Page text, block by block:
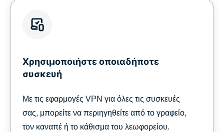
Χρησιμοποιήστε οποιαδήποτε
συσκευή
Με τις εφαρμογές VPN για όλες τις συσκευές
σας, μπορείτε να περιηγηθείτε από το γραφείο,
τον καναπέ ή το κάθισμα του λεωφορείου.